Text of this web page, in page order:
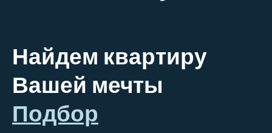
Найдем квартиру
Вашей мечты
Подбор